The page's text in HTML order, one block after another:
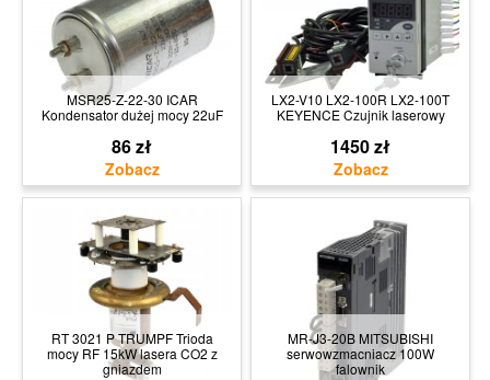
MSR25-Z-22-30 ICAR
Kondensator dużej mocy 22uF
86 zł
LX2-V10 LX2-100R LX2-100T
KEYENCE Czujnik laserowy
1450 zł
RT 3021 P TRUMPF Trioda
mocy RF 15kW lasera CO2 z
gniazdem
MR-J3-20B MITSUBISHI
serwowzmacniacz 100W
falownik